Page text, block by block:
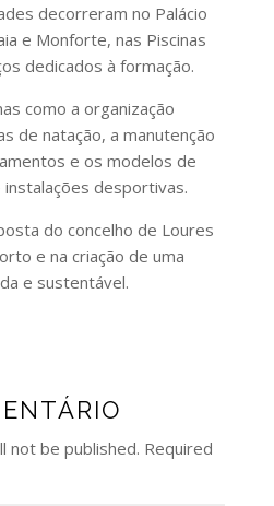
decorreram no Palácio
e Monforte, nas Piscinas
dedicados à formação.
como a organização
de natação, a manutenção
e os modelos de
desportivas.
do concelho de Loures
e na criação de uma
e sustentável.
not be published. Required